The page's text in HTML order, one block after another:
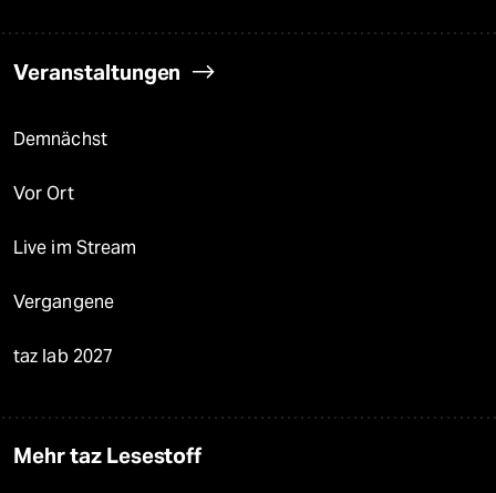
Veranstaltungen
Demnächst
Vor Ort
Live im Stream
Vergangene
taz lab 2027
Mehr taz Lesestoff